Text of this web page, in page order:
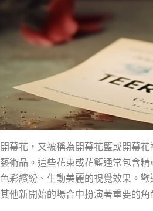
開幕花，又被稱為開幕花籃或開幕
藝術品。這些花束或花籃通常包含
色彩繽紛、生動美麗的視覺效果。
其他新開始的場合中扮演著重要的